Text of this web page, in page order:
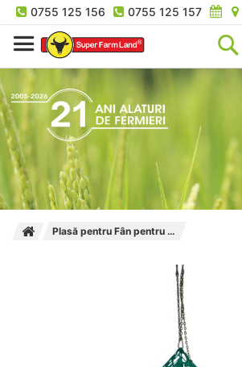
0755 125 156 0755 125 157
Plasă pentru Fân pentru Baloti Rotunzi